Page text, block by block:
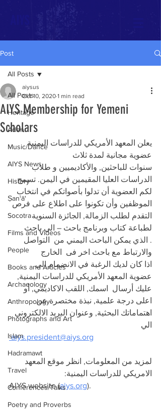
Post
All Posts
Heritage
Aden
Music/Dance
AIYS News
History
Ṣan‘ā'
Socotra
Films and Videos
People
Books and Articles
Archaeology
Anthropology
Photographs and Art
Islam
Hadramawt
Travel
Conferences/Talks
Poetry and Proverbs
All Posts
AIYS Membership for Yemeni
Scholars
aiysus
Oct 10, 2020 1 min read
يعلن المعهد الأمريكي للدراسات اليمنية
عضوية مجانية لمدة ثلاث
سنوات للباحثين, والأكاديميين و طلاب
الدراسات العليا المقيمين في اليمن. تسمح
لكم العضوية أن تدلوا بأصواتكم في انتخاب
الموظفين وأن تكونوا على اطلاع على فرص
التقدم لطلب الزمالة, الجائزة السنوية
لطباعة كتاب وبرنامج باحث – الى باحث
. الذي يمكن الباحث اليمني من  التواصل
والارتباط مع باحث اخر فى  الخارج
اذا كان لديك الرغبة في الانضمام الى
عضوية المعهد الأمريكي للدراسات اليمنية,
عليك أرسال  اسمك, اللقب الاكاديمي, أو
اعلى درجة علمية, نبذة مختصرة عن
اهتماماتك البحثية, وعنوان البريد الالكتروني
الي
aiys.president@aiys.org
لمزيد من المعلومات, انظر موقع المعهد
الامريكي للدراسات اليمنية:
AIYS website (aiys.org).